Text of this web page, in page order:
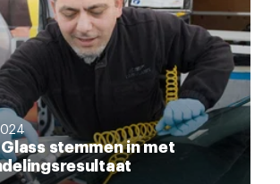
stemmen in met